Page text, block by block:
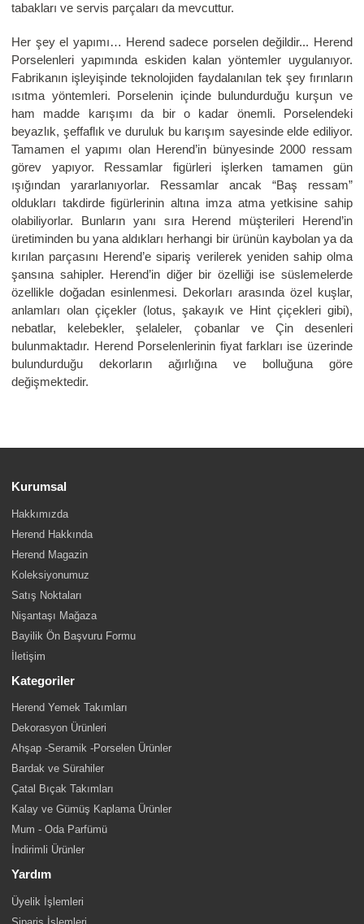
tabakları ve servis parçaları da mevcuttur.
Her şey el yapımı… Herend sadece porselen değildir... Herend
Porselenleri yapımında eskiden kalan yöntemler uygulanıyor.
Fabrikanın işleyişinde teknolojiden faydalanılan tek şey fırınların
ısıtma yöntemleri. Porselenin içinde bulundurduğu kurşun ve
ham madde karışımı da bir o kadar önemli. Porselendeki
beyazlık, şeffaflık ve duruluk bu karışım sayesinde elde ediliyor.
Tamamen el yapımı olan Herend’in bünyesinde 2000 ressam
görev yapıyor. Ressamlar figürleri işlerken tamamen gün
ışığından yararlanıyorlar. Ressamlar ancak “Baş ressam”
oldukları takdirde figürlerinin altına imza atma yetkisine sahip
olabiliyorlar. Bunların yanı sıra Herend müşterileri Herend’in
üretiminden bu yana aldıkları herhangi bir ürünün kaybolan ya da
kırılan parçasını Herend’e sipariş verilerek yeniden sahip olma
şansına sahipler. Herend’in diğer bir özelliği ise süslemelerde
özellikle doğadan esinlenmesi. Dekorları arasında özel kuşlar,
anlamları olan çiçekler (lotus, şakayık ve Hint çiçekleri gibi),
nebatlar, kelebekler, şelaleler, çobanlar ve Çin desenleri
bulunmaktadır. Herend Porselenlerinin fiyat farkları ise üzerinde
bulundurduğu dekorların ağırlığına ve bolluğuna göre
değişmektedir.
Kurumsal
Hakkımızda
Herend Hakkında
Herend Magazin
Koleksiyonumuz
Satış Noktaları
Nişantaşı Mağaza
Bayilik Ön Başvuru Formu
İletişim
Kategoriler
Herend Yemek Takımları
Dekorasyon Ürünleri
Ahşap -Seramik -Porselen Ürünler
Bardak ve Sürahiler
Çatal Bıçak Takımları
Kalay ve Gümüş Kaplama Ürünler
Mum - Oda Parfümü
İndirimli Ürünler
Yardım
Üyelik İşlemleri